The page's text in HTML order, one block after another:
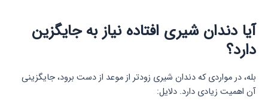
آیا دندان شیری افتاده نیاز به جایگزین
دارد؟
بله، در مواردی که دندان شیری زودتر از موعد از دست برود، جایگزینی
آن اهمیت زیادی دارد. دلایل: